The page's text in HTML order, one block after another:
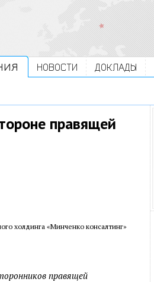
НОВОСТИ ДОКЛАДЫ
правящей
холдинга «Минченко консалтинг»
правящей